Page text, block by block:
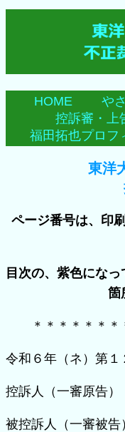
HOME や
控訴審・
福田拓也プロ
東洋
ページ番号は、印
目次の、紫色にな
箇
＊＊＊＊＊＊
令和６年（ネ）第
控訴人（一審原告
被控訴人（一審被